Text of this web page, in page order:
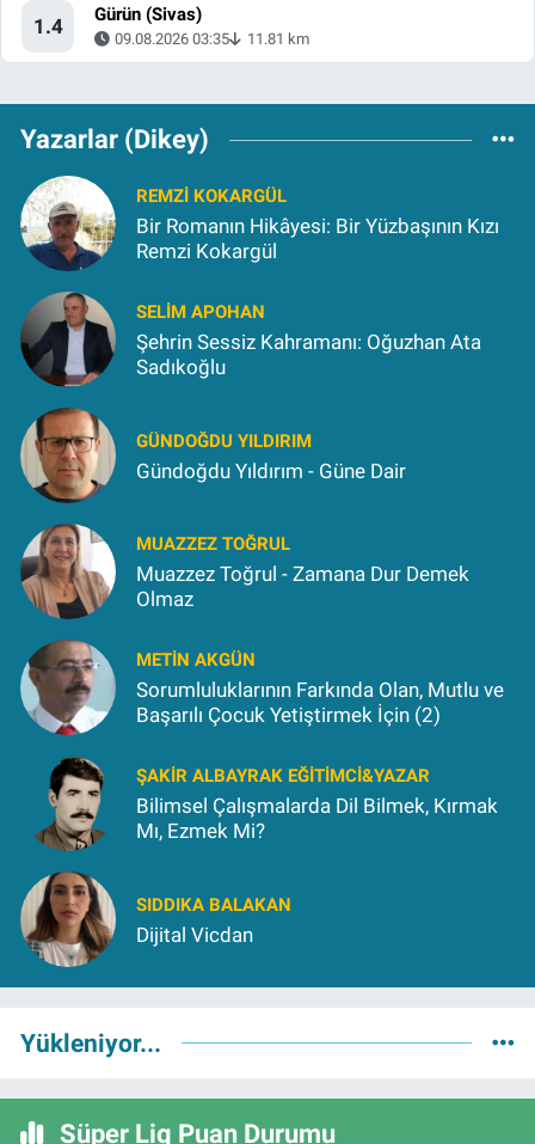
1.4 Gürün (Sivas)
09.08.2026 03:35 11.81 km
Yazarlar (Dikey)
REMZI KOKARGÜL
Bir Romanın Hikâyesi: Bir Yüzbaşının Kızı
Remzi Kokargül
SELIM APOHAN
Şehrin Sessiz Kahramanı: Oğuzhan Ata
Sadıkoğlu
GÜNDOĞDU YILDIRIM
Gündoğdu Yıldırım - Güne Dair
MUAZZEZ TOĞRUL
Muazzez Toğrul - Zamana Dur Demek
Olmaz
METIN AKGÜN
Sorumluluklarının Farkında Olan, Mutlu ve
Başarılı Çocuk Yetiştirmek İçin (2)
ŞAKIR ALBAYRAK EĞITIMCI&YAZAR
Bilimsel Çalışmalarda Dil Bilmek, Kırmak
Mı, Ezmek Mi?
SIDDIKA BALAKAN
Dijital Vicdan
Yükleniyor...
Süper Lig Puan Durumu